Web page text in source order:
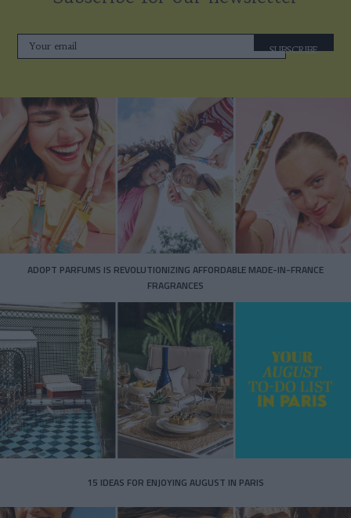
SUBSCRIBE
ADOPT PARFUMS IS REVOLUTIONIZING AFFORDABLE MADE-IN-FRANCE
FRAGRANCES
15 IDEAS FOR ENJOYING AUGUST IN PARIS